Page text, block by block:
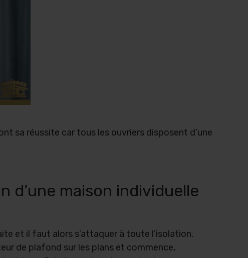
sa réussite car tous les ouvriers disposent d’une
d’une maison individuelle
et il faut alors s’attaquer à toute l’isolation.
de plafond sur les plans et commence,